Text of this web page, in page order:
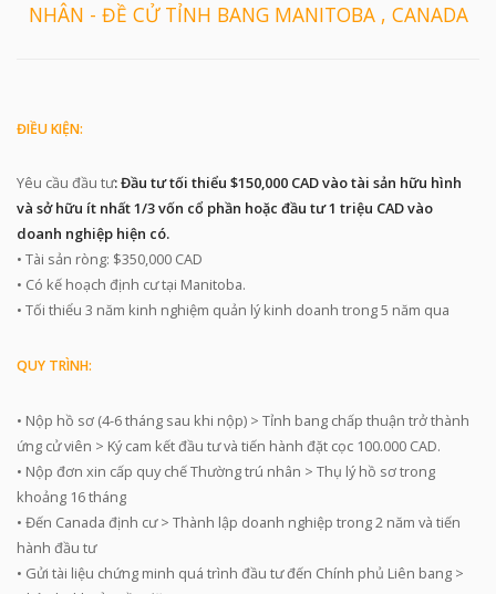
NHÂN - ĐỀ CỬ TỈNH BANG MANITOBA , CANADA
ĐIỀU KIỆN:
Yêu cầu đầu tư: Đầu tư tối thiểu $150,000 CAD vào tài sản hữu hình
và sở hữu ít nhất 1/3 vốn cổ phần hoặc đầu tư 1 triệu CAD vào
doanh nghiệp hiện có.
• Tài sản ròng: $350,000 CAD
• Có kế hoạch định cư tại Manitoba.
• Tối thiểu 3 năm kinh nghiệm quản lý kinh doanh trong 5 năm qua
QUY TRÌNH:
• Nộp hồ sơ (4-6 tháng sau khi nộp) > Tỉnh bang chấp thuận trở thành
ứng cử viên > Ký cam kết đầu tư và tiến hành đặt cọc 100.000 CAD.
• Nộp đơn xin cấp quy chế Thường trú nhân > Thụ lý hồ sơ trong
khoảng 16 tháng
• Đến Canada định cư > Thành lập doanh nghiệp trong 2 năm và tiến
hành đầu tư
• Gửi tài liệu chứng minh quá trình đầu tư đến Chính phủ Liên bang >